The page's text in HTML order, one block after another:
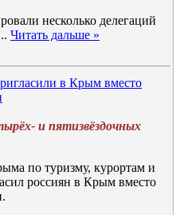
несколько делегаций
Читать дальше »
в Крым вместо
и пятизвёздочных
по туризму, курортам и
россиян в Крым вместо